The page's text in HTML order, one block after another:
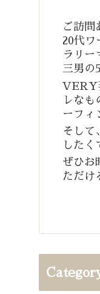
ご訪問
20代ワ
ラリー
三男の
VERY
レなも
ーフィ
そして
したく
ぜひお
ただけ